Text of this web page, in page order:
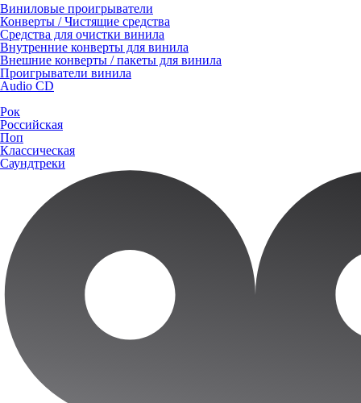
Виниловые проигрыватели
Конверты / Чистящие средства
Средства для очистки винила
Внутренние конверты для винила
Внешние конверты / пакеты для винила
Проигрыватели винила
Audio CD
Рок
Российская
Поп
Классическая
Саундтреки